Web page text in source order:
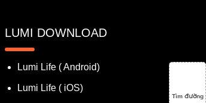
LUMI DOWNLOAD
Lumi Life ( Android)
Lumi Life ( iOS)
Tìm đường